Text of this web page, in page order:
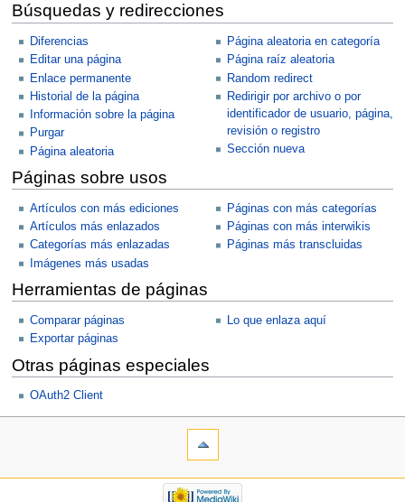
Búsquedas y redirecciones
Diferencias
Editar una página
Enlace permanente
Historial de la página
Información sobre la página
Purgar
Página aleatoria
Página aleatoria en categoría
Página raíz aleatoria
Random redirect
Redirigir por archivo o por
identificador de usuario, página,
revisión o registro
Sección nueva
Páginas sobre usos
Artículos con más ediciones
Artículos más enlazados
Categorías más enlazadas
Imágenes más usadas
Páginas con más categorías
Páginas con más interwikis
Páginas más transcluidas
Herramientas de páginas
Comparar páginas
Exportar páginas
Lo que enlaza aquí
Otras páginas especiales
OAuth2 Client